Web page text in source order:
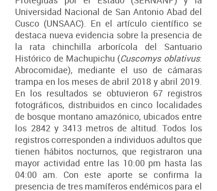
Universidad Nacional de San Antonio Abad del
Cusco (UNSAAC). En el artículo científico se
destaca nueva evidencia sobre la presencia de
la rata chinchilla arborícola del Santuario
Histórico de Machupichu (Cuscomys oblativus:
Abrocomidae), mediante el uso de cámaras
trampa en los meses de abril 2018 y abril 2019.
En los resultados se obtuvieron 67 registros
fotográficos, distribuidos en cinco localidades
de bosque montano amazónico, ubicados entre
los 2842 y 3413 metros de altitud. Todos los
registros corresponden a individuos adultos que
tienen hábitos nocturnos, que registraron una
mayor actividad entre las 10:00 pm hasta las
04:00 am. Con este aporte se confirma la
presencia de tres mamíferos endémicos para el